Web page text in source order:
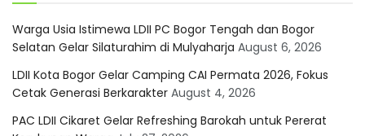
Warga Usia Istimewa LDII PC Bogor Tengah dan Bogor
Selatan Gelar Silaturahim di Mulyaharja August 6, 2026
LDII Kota Bogor Gelar Camping CAI Permata 2026, Fokus
Cetak Generasi Berkarakter August 4, 2026
PAC LDII Cikaret Gelar Refreshing Barokah untuk Pererat